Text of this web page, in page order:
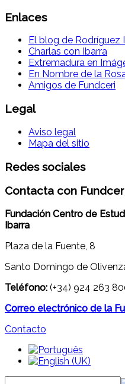
Enlaces
El blog de Rodríguez
Charlas con Ibarra
Extremadura en
En Nombre de la
Amigos de Fundceri
Legal
Aviso legal
Mapa del sitio
Redes sociales
Contacta con
Fundación Centro de
Ibarra
Plaza de la Fuente, 8
Santo Domingo de
Teléfono: (+34) 924 263
Correo electrónico de la
Contacto